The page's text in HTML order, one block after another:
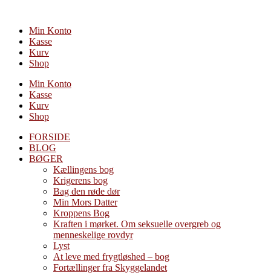
indholdMin Konto
Kasse
Kurv
Shop
Min Konto
Kasse
Kurv
Shop
FORSIDE
BLOG
BØGER
Kællingens bog
Krigerens bog
Bag den røde dør
Min Mors Datter
Kroppens Bog
Kraften i mørket. Om seksuelle overgreb og
menneskelige rovdyr
Lyst
At leve med frygtløshed – bog
Fortællinger fra Skyggelandet